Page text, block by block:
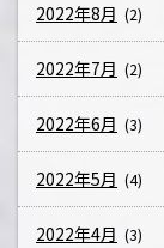
2022年8月 (2)
2022年7月 (2)
2022年6月 (3)
2022年5月 (4)
2022年4月 (3)